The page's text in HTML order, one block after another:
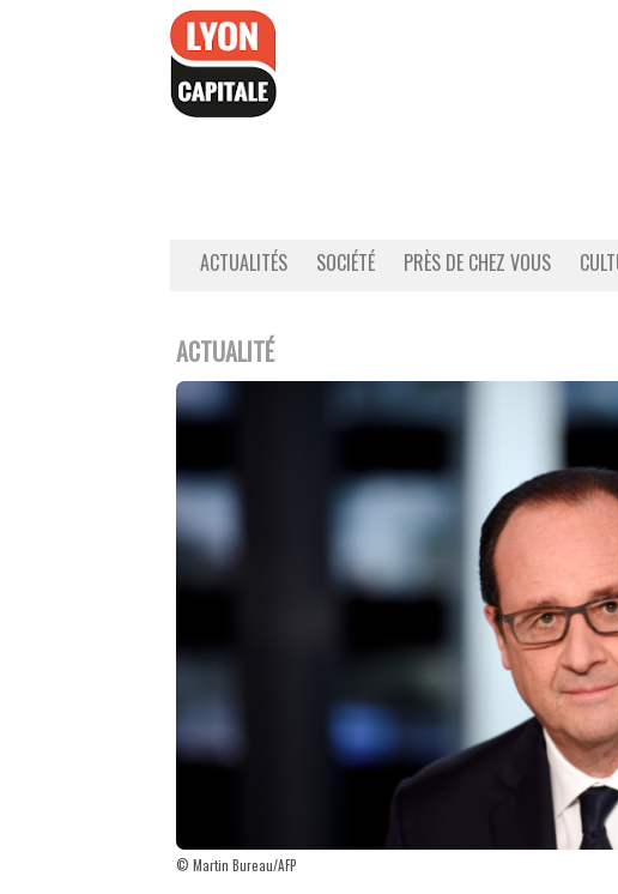
ACTUALITÉS SOCIÉTÉ PRÈS DE CHEZ VOUS
ACTUALITÉ
© Martin Bureau/AFP